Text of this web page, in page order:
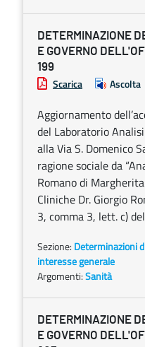
DETERMINAZIONE
E GOVERNO
199
Scarica Ascolta
Aggiornamento
del Laboratorio
alla Via S. Domenico
ragione sociale da
Romano di
Cliniche Dr. Giorgio
3, comma 3, lett. c)
Sezione: Determinazioni
interesse generale
Argomenti:Sanità
DETERMINAZIONE
E GOVERNO